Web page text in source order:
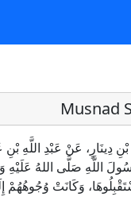
Musnad
اللَّهِ بْنِ دِينَارٍ، عَنْ عَبْدِ
اللَّهِ صَلَّى اللهُ عَلَيْهِ
وَكَانَتْ وُجُوهُهُمْ